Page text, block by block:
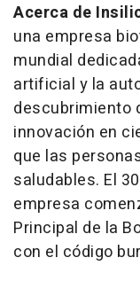
Acerca de
una empresa
mundial
artificial y la
descubrimiento
innovación en
que las
saludables. El
empresa
Principal de la
con el código